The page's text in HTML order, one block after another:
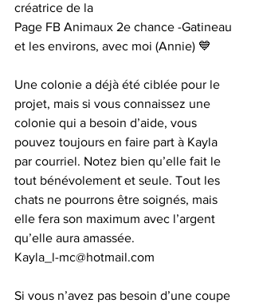
créatrice de la
Page FB Animaux 2e chance -Gatineau
et les environs, avec moi (Annie) 💙
Une colonie a déjà été ciblée pour le
projet, mais si vous connaissez une
colonie qui a besoin d’aide, vous
pouvez toujours en faire part à Kayla
par courriel. Notez bien qu’elle fait le
tout bénévolement et seule. Tout les
chats ne pourrons être soignés, mais
elle fera son maximum avec l’argent
qu’elle aura amassée.
Kayla_l-mc@hotmail.com
Si vous n’avez pas besoin d’une coupe